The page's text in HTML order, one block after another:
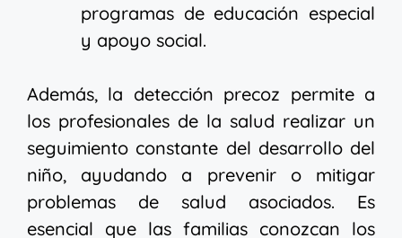
programas de educación especial
y apoyo social.
Además, la detección precoz permite a
los profesionales de la salud realizar un
seguimiento constante del desarrollo del
niño, ayudando a prevenir o mitigar
problemas de salud asociados. Es
esencial que las familias conozcan los